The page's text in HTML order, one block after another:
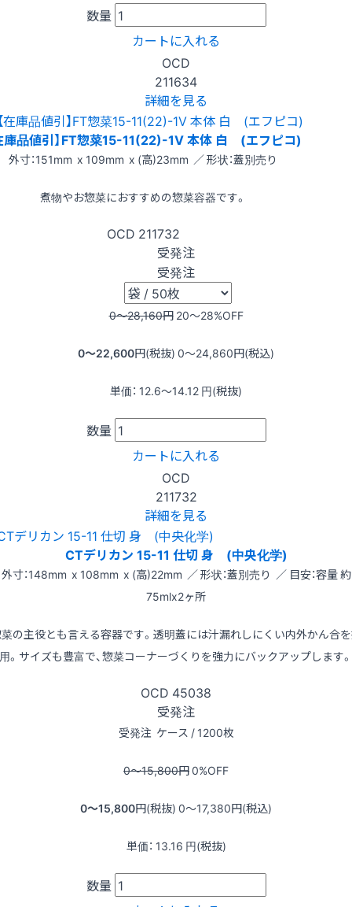
数量
カートに入れる
OCD
211634
詳細を見る
庫品値引】FT惣菜15-11(22)-1V 本体 白 (エフピコ)
外寸：151mm x 109mm x (高)23mm ／ 形状：蓋別売り
煮物やお惣菜におすすめの惣菜容器です。
OCD 211732
受発注
受発注
0〜28,160円 20〜28%OFF
0〜22,600円(税抜) 0〜24,860円(税込)
単価： 12.6〜14.12 円(税抜)
数量
カートに入れる
OCD
211732
詳細を見る
CTデリカン 15-11 仕切 身 (中央化学)
外寸：148mm x 108mm x (高)22mm ／ 形状：蓋別売り ／ 目安：容量 約
75mlx2ヶ所
の主役とも言える容器です。透明蓋には汁漏れしにくい内外かん合
用。サイズも豊富で、惣菜コーナーづくりを強力にバックアップします。
OCD 45038
受発注
受発注 ケース / 1200枚
0〜15,800円0%OFF
0〜15,800円(税抜) 0〜17,380円(税込)
単価： 13.16 円(税抜)
数量